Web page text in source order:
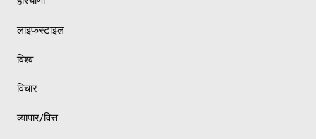
लाइफस्टाइल
विश्व
विचार
व्यापार/वित्त